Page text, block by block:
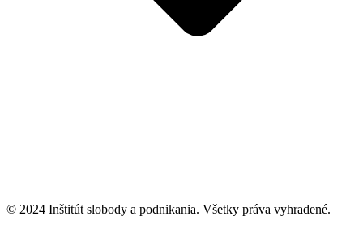
© 2024 Inštitút slobody a podnikania. Všetky práva vyhradené.